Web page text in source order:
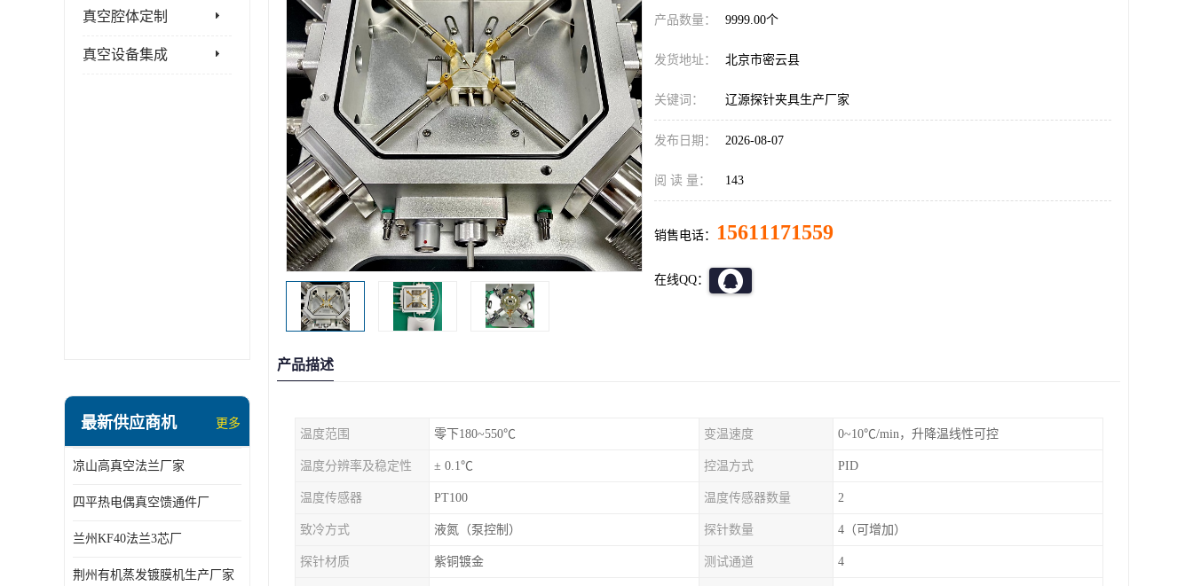
真空腔体定制
真空设备集成
最新供应商机 更多
凉山高真空法兰厂家
四平热电偶真空馈通件厂
兰州KF40法兰3芯厂
荆州有机蒸发镀膜机生产厂家
产品数量： 9999.00个
发货地址： 北京市密云县
关键词： 辽源探针夹具生产厂家
发布日期： 2026-08-07
阅 读 量： 143
销售电话： 15611171559
在线QQ：
产品描述
温度范围 零下180~550℃ 变温速度 0~10℃/min，升降温线性可控
温度分辨率及稳定性 ± 0.1℃ 控温方式 PID
温度传感器 PT100 温度传感器数量 2
致冷方式 液氮（泵控制） 探针数量 4（可增加）
探针材质 紫铜镀金 测试通道 4